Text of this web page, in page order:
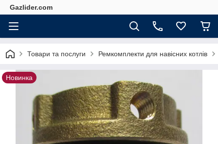
Gazlider.com
Товари та послуги Ремкомплекти для навісних котлів
Новинка